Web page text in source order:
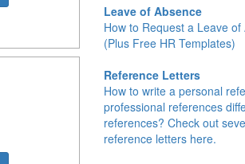
Leave of Absence
How to Request a Leave
(Plus Free HR Templates)
Reference Letters
How to write a personal
professional references
references? Check out
reference letters here.